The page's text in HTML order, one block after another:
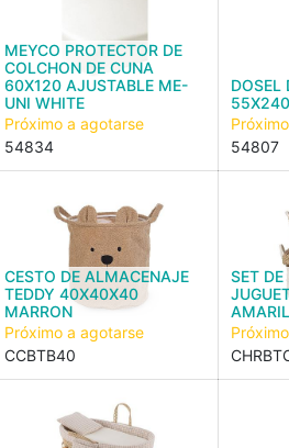
MEYCO PROTECTOR DE
COLCHON DE CUNA
60X120 AJUSTABLE ME-
UNI WHITE
Próximo a agotarse
54834
DOSEL
54807
CESTO DE ALMACENAJE
TEDDY 40X40X40
MARRON
Próximo a agotarse
CCBTB40
SET DE